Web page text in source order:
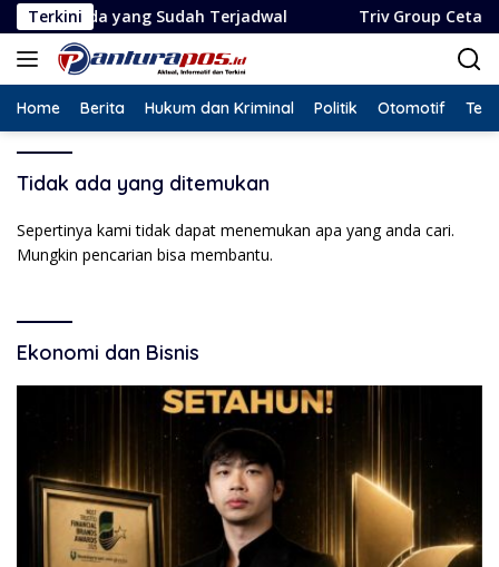
Langsung
ke
konten
Terkini
yang Sudah Terjadwal Triv Group Cetak Rekor
Home Berita Hukum dan Kriminal Politik Otomotif
Tidak ada yang ditemukan
Sepertinya kami tidak dapat menemukan apa yang anda cari.
Mungkin pencarian bisa membantu.
Ekonomi dan Bisnis